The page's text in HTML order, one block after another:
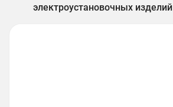
электроустановочных изделий